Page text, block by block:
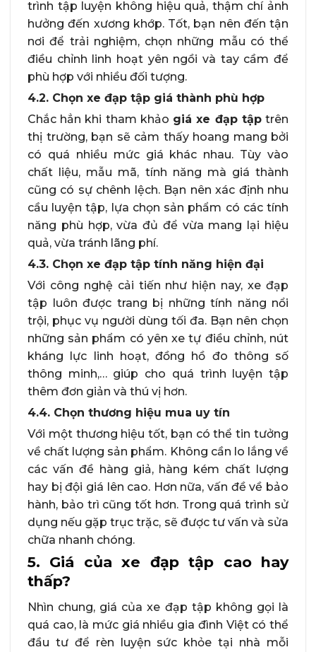
trình tập luyện không hiệu quả, thậm chí ảnh
hưởng đến xương khớp. Tốt, bạn nên đến tận
nơi để trải nghiệm, chọn những mẫu có thể
điều chỉnh linh hoạt yên ngồi và tay cầm để
phù hợp với nhiều đối tượng.
4.2. Chọn xe đạp tập giá thành phù hợp
Chắc hẳn khi tham khảo giá xe đạp tậptrên
thị trường, bạn sẽ cảm thấy hoang mang bởi
có quá nhiều mức giá khác nhau. Tùy vào
chất liệu, mẫu mã, tính năng mà giá thành
cũng có sự chênh lệch. Bạn nên xác định nhu
cầu luyện tập, lựa chọn sản phẩm có các tính
năng phù hợp, vừa đủ để vừa mang lại hiệu
quả, vừa tránh lãng phí.
4.3. Chọn xe đạp tập tính năng hiện đại
Với công nghệ cải tiến như hiện nay, xe đạp
tập luôn được trang bị những tính năng nổi
trội, phục vụ người dùng tối đa. Bạn nên chọn
những sản phẩm có yên xe tự điều chỉnh, nút
kháng lực linh hoạt, đồng hồ đo thông số
thông minh,… giúp cho quá trình luyện tập
thêm đơn giản và thú vị hơn.
4.4. Chọn thương hiệu mua uy tín
Với một thương hiệu tốt, bạn có thể tin tưởng
về chất lượng sản phẩm. Không cần lo lắng về
các vấn đề hàng giả, hàng kém chất lượng
hay bị đội giá lên cao. Hơn nữa, vấn đề về bảo
hành, bảo trì cũng tốt hơn. Trong quá trình sử
dụng nếu gặp trục trặc, sẽ được tư vấn và sửa
chữa nhanh chóng.
5. Giá của xe đạp tập cao hay
thấp?
Nhìn chung, giá của xe đạp tập không gọi là
quá cao, là mức giá nhiều gia đình Việt có thể
đầu tư để rèn luyện sức khỏe tại nhà mỗi